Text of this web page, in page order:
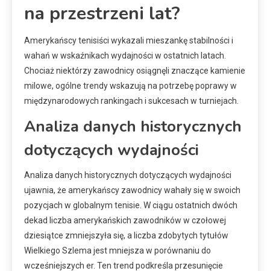
na przestrzeni lat?
Amerykańscy tenisiści wykazali mieszankę stabilności i
wahań w wskaźnikach wydajności w ostatnich latach.
Chociaż niektórzy zawodnicy osiągnęli znaczące kamienie
milowe, ogólne trendy wskazują na potrzebę poprawy w
międzynarodowych rankingach i sukcesach w turniejach.
Analiza danych historycznych
dotyczących wydajności
Analiza danych historycznych dotyczących wydajności
ujawnia, że amerykańscy zawodnicy wahały się w swoich
pozycjach w globalnym tenisie. W ciągu ostatnich dwóch
dekad liczba amerykańskich zawodników w czołowej
dziesiątce zmniejszyła się, a liczba zdobytych tytułów
Wielkiego Szlema jest mniejsza w porównaniu do
wcześniejszych er. Ten trend podkreśla przesunięcie